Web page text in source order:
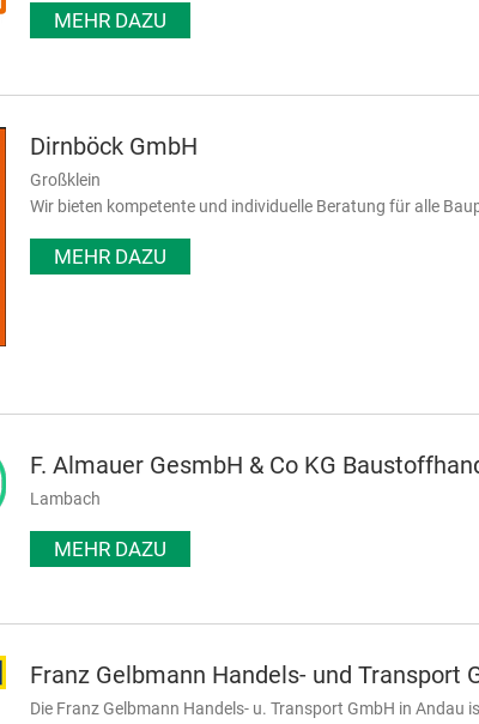
MEHR DAZU
Dirnböck GmbH
Großklein
Wir bieten kompetente und individuelle Beratung für alle
MEHR DAZU
F. Almauer GesmbH & Co KG
Lambach
MEHR DAZU
Franz Gelbmann Handels- und Transport
Die Franz Gelbmann Handels- u. Transport GmbH in